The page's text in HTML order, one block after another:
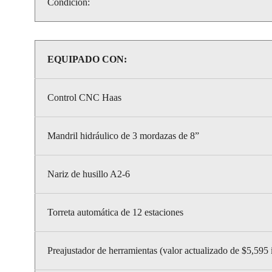
Condición:
EQUIPADO CON:
Control CNC Haas
Mandril hidráulico de 3 mordazas de 8”
Nariz de husillo A2-6
Torreta automática de 12 estaciones
Preajustador de herramientas (valor actualizado de